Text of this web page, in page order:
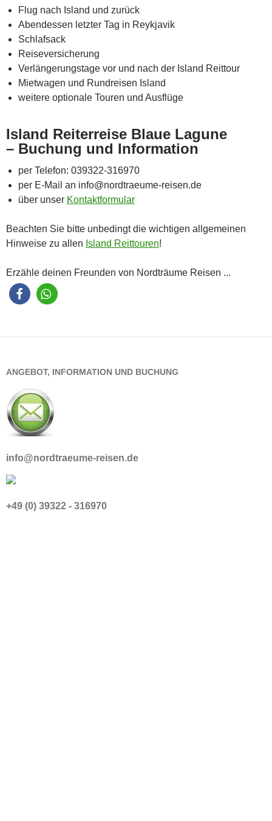
Flug nach Island und zurück
Abendessen letzter Tag in Reykjavik
Schlafsack
Reiseversicherung
Verlängerungstage vor und nach der Island Reittour
Mietwagen und Rundreisen Island
weitere optionale Touren und Ausflüge
Island Reiterreise Blaue Lagune
– Buchung und Information
per Telefon: 039322-316970
per E-Mail an info@nordtraeume-reisen.de
über unser Kontaktformular
Beachten Sie bitte unbedingt die wichtigen allgemeinen
Hinweise zu allen Island Reittouren!
Erzähle deinen Freunden von Nordträume Reisen ...
ANGEBOT, INFORMATION UND BUCHUNG
info@nordtraeume-reisen.de
+49 (0) 39322 - 316970